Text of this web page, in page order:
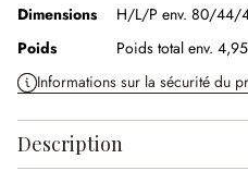
Dimensions
H/L/P env. 80/44/
Poids
Poids total env.
Informations sur la sécurité du
Description